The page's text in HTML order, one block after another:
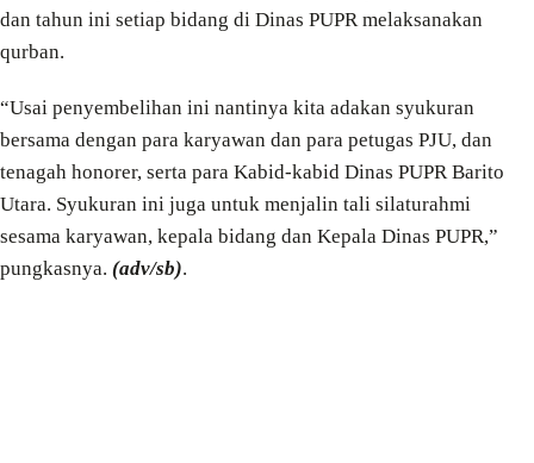
dan tahun ini setiap bidang di Dinas PUPR melaksanakan
qurban.
“Usai penyembelihan ini nantinya kita adakan syukuran
bersama dengan para karyawan dan para petugas PJU, dan
tenagah honorer, serta para Kabid-kabid Dinas PUPR Barito
Utara. Syukuran ini juga untuk menjalin tali silaturahmi
sesama karyawan, kepala bidang dan Kepala Dinas PUPR,”
pungkasnya. (adv/sb).